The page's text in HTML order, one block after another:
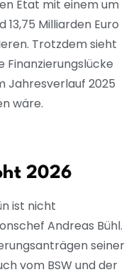
Etat mit einem um
Milliarden Euro
Trotzdem sieht
Finanzierungslücke
Jahresverlauf 2025
wäre.
2026
ist nicht
Andreas Bühl.
seiner
vom BSW und der